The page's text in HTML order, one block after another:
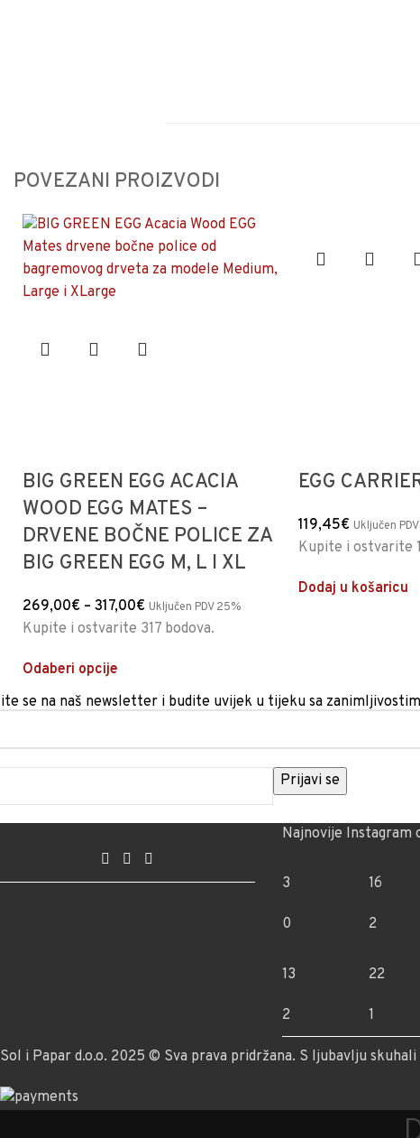
POVEZANI PROIZVODI
BIG GREEN EGG ACACIA
WOOD EGG MATES –
DRVENE BOČNE POLICE ZA
BIG GREEN EGG M, L I XL
269,00€ – 317,00€ Uključen PDV 25%
Kupite i ostvarite 317 bodova.
Odaberi opcije
EGG
119,45€ Uključen
Kupite i ostvarite
Dodaj u košaricu
se na naš newsletter i budite uvijek u tijeku sa
Najnovije Instagram
3
0
16
2
13
2
22
1
Sol i Papar d.o.o. 2025 © Sva prava pridržana. S ljubavlju skuhali